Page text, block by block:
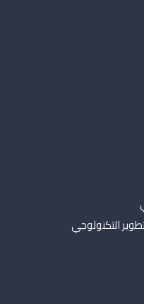
التكنولوجي